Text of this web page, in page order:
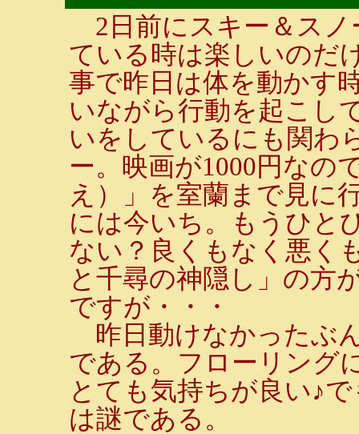
2日前にスキー＆スノ
ている時は楽しいのだ
事で昨日は体を動かす
いながら行動を起こし
いをしているにも関わ
ー。映画が1000円なの
え）」を室蘭まで見に
には今いち。もうひと
ない？良くもなく悪く
と千尋の神隠し」の方
ですが・・・
昨日動けなかったぶ
である。フローリング
とても気持ちが良い♪
は謎である。